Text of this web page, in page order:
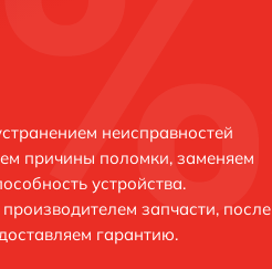
неисправностей
причины поломки, заменяем
устройства.
запчасти, после
гарантию.